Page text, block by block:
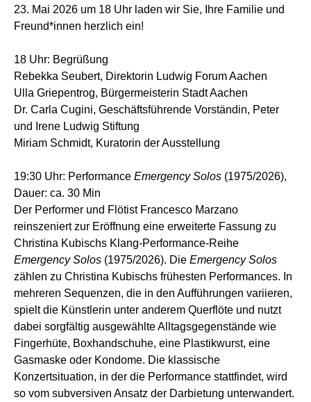
23. Mai 2026 um 18 Uhr laden wir Sie, Ihre Familie und
Freund*innen herzlich ein!
18 Uhr: Begrüßung
Rebekka Seubert, Direktorin Ludwig Forum Aachen
Ulla Griepentrog, Bürgermeisterin Stadt Aachen
Dr. Carla Cugini, Geschäftsführende Vorständin, Peter
und Irene Ludwig Stiftung
Miriam Schmidt, Kuratorin der Ausstellung
19:30 Uhr: Performance Emergency Solos (1975/2026),
Dauer: ca. 30 Min
Der Performer und Flötist Francesco Marzano
reinszeniert zur Eröffnung eine erweiterte Fassung zu
Christina Kubischs Klang-Performance-Reihe
Emergency Solos (1975/2026). Die Emergency Solos
zählen zu Christina Kubischs frühesten Performances. In
mehreren Sequenzen, die in den Aufführungen variieren,
spielt die Künstlerin unter anderem Querflöte und nutzt
dabei sorgfältig ausgewählte Alltagsgegenstände wie
Fingerhüte, Boxhandschuhe, eine Plastikwurst, eine
Gasmaske oder Kondome. Die klassische
Konzertsituation, in der die Performance stattfindet, wird
so vom subversiven Ansatz der Darbietung unterwandert.